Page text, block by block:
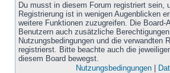
Du musst in diesem Forum registriert sein,
Registrierung ist in wenigen Augenblicken
weitere Funktionen zuzugreifen. Die
Benutzern auch zusätzliche
Nutzungsbedingungen und die verwandten
registrierst. Bitte beachte auch die
diesem Board bewegst.
Nutzungsbedingungen|